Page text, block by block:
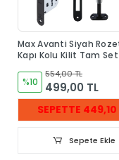
Max Avanti Siyah
Kapı Kolu Kilit Tam Set
%10
554,00 TL
499,00 TL
SEPETTE
Sepete Ekle